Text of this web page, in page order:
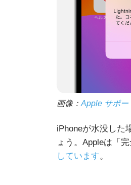
画像： Apple サポー
iPhoneが水没した
ょう。Appleは「
しています。